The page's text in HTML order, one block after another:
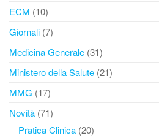
ECM (10)
Giornali (7)
Medicina Generale (31)
Ministero della Salute (21)
MMG (17)
Novità (71)
Pratica Clinica (20)